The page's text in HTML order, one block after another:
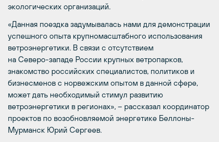
экологических организаций.
«Данная поездка задумывалась нами для демонстрации
успешного опыта крупномасштабного использования
ветроэнергетики. В связи с отсутствием
на Северо-западе России крупных ветропарков,
знакомство российских специалистов, политиков и
бизнесменов с норвежским опытом в данной сфере,
может дать необходимый стимул развитию
ветроэнергетики в регионах», – рассказал координатор
проектов по возобновляемой энергетике Беллоны-
Мурманск Юрий Сергеев.